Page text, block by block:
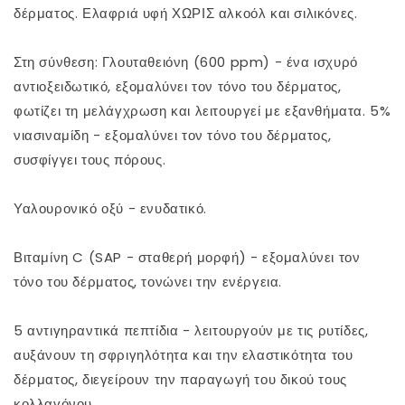
δέρματος. Ελαφριά υφή ΧΩΡΙΣ αλκοόλ και σιλικόνες.
Στη σύνθεση: Γλουταθειόνη (600 ppm) - ένα ισχυρό
αντιοξειδωτικό, εξομαλύνει τον τόνο του δέρματος,
φωτίζει τη μελάγχρωση και λειτουργεί με εξανθήματα. 5%
νιασιναμίδη - εξομαλύνει τον τόνο του δέρματος,
συσφίγγει τους πόρους.
Υαλουρονικό οξύ - ενυδατικό.
Βιταμίνη C (SAP - σταθερή μορφή) - εξομαλύνει τον
τόνο του δέρματος, τονώνει την ενέργεια.
5 αντιγηραντικά πεπτίδια - λειτουργούν με τις ρυτίδες,
αυξάνουν τη σφριγηλότητα και την ελαστικότητα του
δέρματος, διεγείρουν την παραγωγή του δικού τους